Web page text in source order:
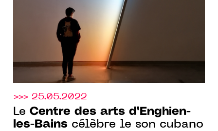
>>> 25.05.2022
Le Centre des arts d'Enghien-
les-Bains célèbre le son cubano